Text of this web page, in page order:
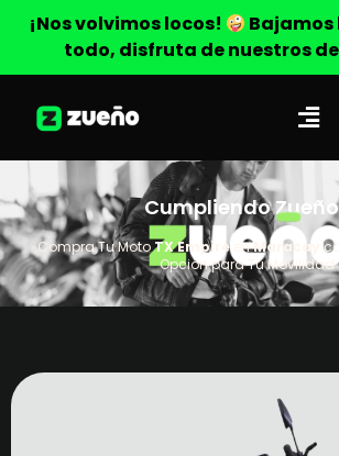
¡Nos volvimos locos!
Bajamos
todo, disfruta de nuestros
Cumpliendo
Compra Tu MotoTX Empire enMaracay
Opción para Tu Movilidad